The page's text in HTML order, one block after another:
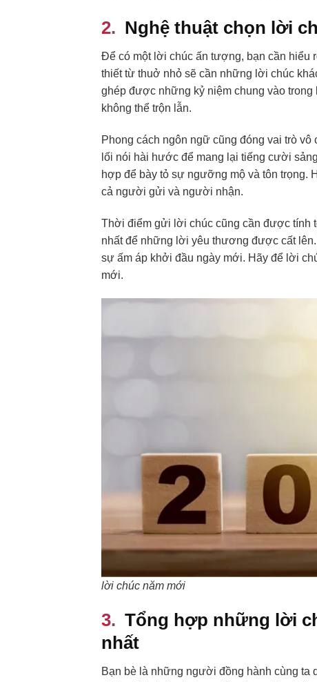
Nghệ thuật chọn lời
Để có một lời chúc ấn tượng, bạn cần hiểu
thiết từ thuở nhỏ sẽ cần những lời chúc
ghép được những kỷ niệm chung vào
không thể trộn lẫn.
Phong cách ngôn ngữ cũng đóng vai trò
lối nói hài hước để mang lại tiếng cười
hợp để bày tỏ sự ngưỡng mộ và tôn trọng.
cả người gửi và người nhận.
Thời điểm gửi lời chúc cũng cần được tính
nhất để những lời yêu thương được cất
sự ấm áp khởi đầu ngày mới. Hãy để lời
mới.
lời chúc năm mới
Tổng hợp những lời
nhất
Bạn bè là những người đồng hành cùng ta